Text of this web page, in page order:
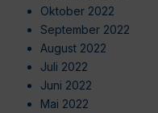
Oktober 2022
September 2022
August 2022
Juli 2022
Juni 2022
Mai 2022